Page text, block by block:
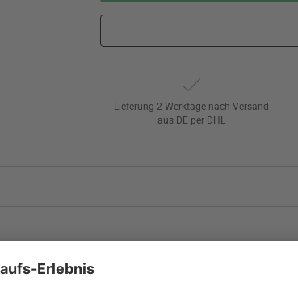
Lieferung 2 Werktage nach Versand
aus DE per DHL